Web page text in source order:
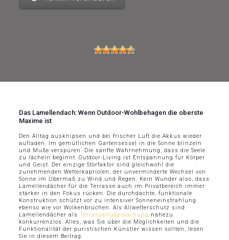
Das Lamellendach: Wenn Outdoor-Wohlbehagen die oberste
Maxime ist
Den Alltag ausknipsen und bei frischer Luft die Akkus wieder
aufladen. Im gemütlichen Gartensessel in die Sonne blinzeln
und Muße verspüren. Die sanfte Wahrnehmung, dass die Seele
zu lächeln beginnt. Outdoor-Living ist Entspannung für Körper
und Geist. Der einzige Störfaktor sind gleichwohl die
zunehmenden Wetterkapriolen, der unverminderte Wechsel von
Sonne im Übermaß zu Wind und Regen. Kein Wunder also, dass
Lamellendächer für die Terrasse auch im Privatbereich immer
stärker in den Fokus rücken. Die durchdachte, funktionale
Konstruktion schützt vor zu intensiver Sonneneinstrahlung
ebenso wie vor Wolkenbrüchen. Als Allwetterschutz sind
Lamellendächer als Terrassenüberdachung nahezu
konkurrenzlos. Alles, was Sie über die Möglichkeiten und die
Funktionalität der puristischen Künstler wissen sollten, lesen
Sie in diesem Beitrag.